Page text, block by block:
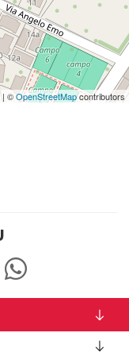
| ©OpenStreetMapcontributors